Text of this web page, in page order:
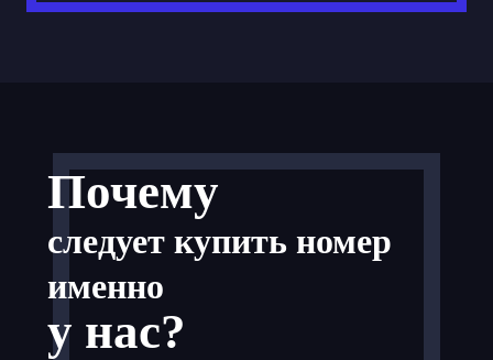
Почему
следует купить номер
именно
у нас?